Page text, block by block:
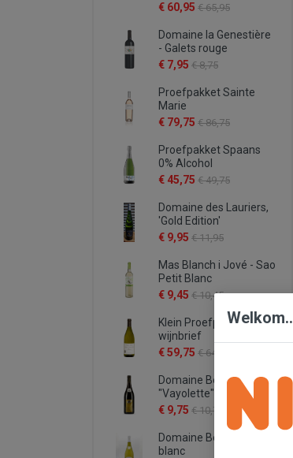
€ 60,95 € 65,95
Domaine la Genestière
- Galets rouge
€ 7,95 € 8,75
Proefpakket Sainte
Marie
€ 79,75 € 86,75
Proefpakket Spaans
0% Alcohol
€ 45,75 € 49,75
Domaine des Lauriers,
'Gold Edition'
€ 9,95 € 11,95
Mas Blanch i Jové - Sao
Petit Blanc
€ 9,45 € 10,45
Klein Proefpakket
wijnbrief
€ 59,75 € 64,75
Domaine Bergeron
"Vayolette"
€ 9,75 € 10,75
Domaine Bergeron -
blanc
Welkom..